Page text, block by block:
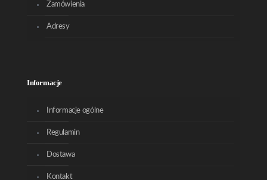
Zamówienia
Adresy
Informacje
Informacje ogólne
Regulamin
Dostawa
Kontakt